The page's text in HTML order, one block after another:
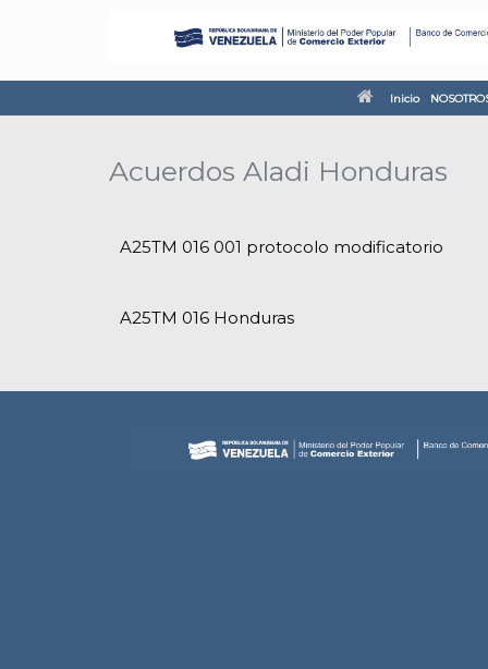
Inicio
Acuerdos Aladi Honduras
A25TM 016 001 protocolo modificatorio
A25TM 016 Honduras